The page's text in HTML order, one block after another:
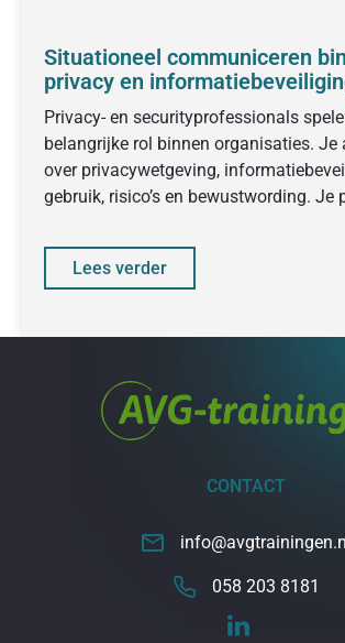
Situationeel communiceren
privacy en
Privacy- en securityprofessionals
belangrijke rol binnen organisaties. Je
over privacywetgeving,
gebruik, risico’s en bewustwording. Je
Lees verder
CONTACT
058 203 8181